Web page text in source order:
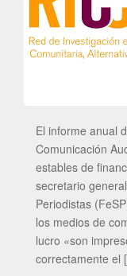
El informe anual
Comunicación
estables de
secretario
Periodistas
los medios de
lucro «son
correctamente el